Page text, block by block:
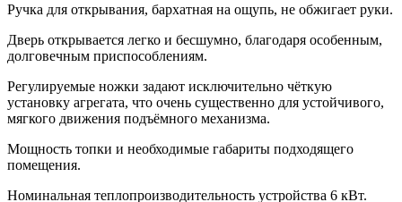
Ручка для открывания, бархатная на ощупь, не обжигает руки.
Дверь открывается легко и бесшумно, благодаря особенным,
долговечным приспособлениям.
Регулируемые ножки задают исключительно чёткую
установку агрегата, что очень существенно для устойчивого,
мягкого движения подъёмного механизма.
Мощность топки и необходимые габариты подходящего
помещения.
Номинальная теплопроизводительность устройства 6 кВт.